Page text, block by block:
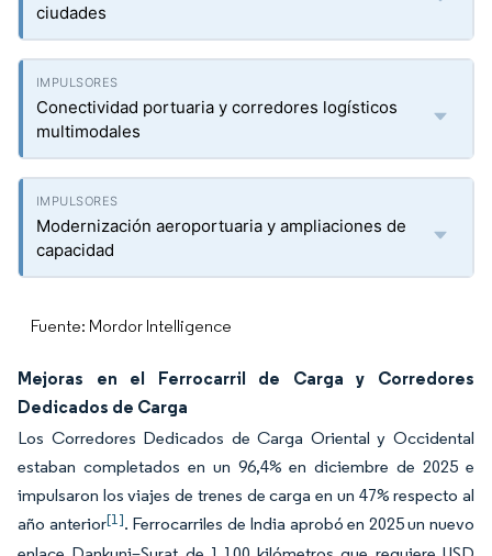
ciudades
Conectividad portuaria y corredores logísticos
multimodales
Modernización aeroportuaria y ampliaciones de
capacidad
Fuente: Mordor Intelligence
Mejoras en el Ferrocarril de Carga y Corredores
Dedicados de Carga
Los Corredores Dedicados de Carga Oriental y Occidental
estaban completados en un 96,4% en diciembre de 2025 e
impulsaron los viajes de trenes de carga en un 47% respecto al
año anterior[1]. Ferrocarriles de India aprobó en 2025 un nuevo